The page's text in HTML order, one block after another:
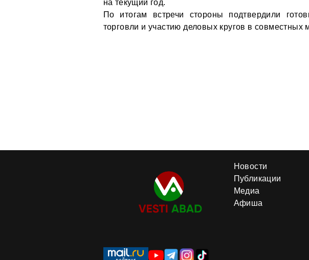
на текущий год.
По итогам встречи стороны подтвердили
торговли и участию деловых кругов в совместных
Новости
Публикации
Медиа
Афиша